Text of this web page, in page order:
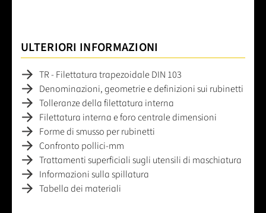
ULTERIORI INFORMAZIONI
TR - Filettatura trapezoidale DIN 103
Denominazioni, geometrie e definizioni sui rubinetti
Tolleranze della filettatura interna
Filettatura interna e foro centrale dimensioni
Forme di smusso per rubinetti
Confronto pollici-mm
Trattamenti superficiali sugli utensili di maschiatura
Informazioni sulla spillatura
Tabella dei materiali